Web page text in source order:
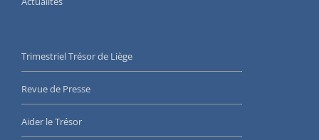
Trimestriel Trésor de Liège
Revue de Presse
Aider le Trésor